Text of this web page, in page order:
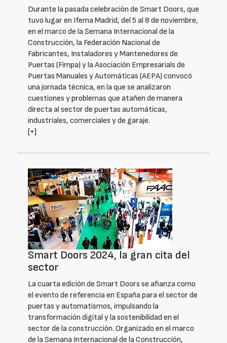
Durante la pasada celebración de Smart Doors, que
tuvo lugar en Ifema Madrid, del 5 al 8 de noviembre,
en el marco de la Semana Internacional de la
Construcción, la Federación Nacional de
Fabricantes, Instaladores y Mantenedores de
Puertas (Fimpa) y la Asociación Empresarials de
Puertas Manuales y Automáticas (AEPA) convocó
una jornada técnica, en la que se analizaron
cuestiones y problemas que atañen de manera
directa al sector de puertas automáticas,
industriales, comerciales y de garaje.
[+]
Smart Doors 2024, la gran cita del
sector
La cuarta edición de Smart Doors se afianza como
el evento de referencia en España para el sector de
puertas y automatismos, impulsando la
transformación digital y la sostenibilidad en el
sector de la construcción. Organizado en el marco
de la Semana Internacional de la Construcción,